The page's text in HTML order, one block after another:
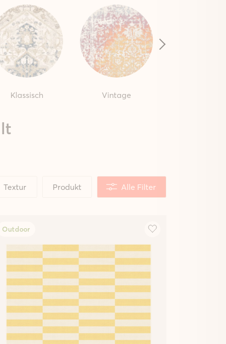
Klassisch Vintage
Textur Produkt Alle Filter
Outdoor